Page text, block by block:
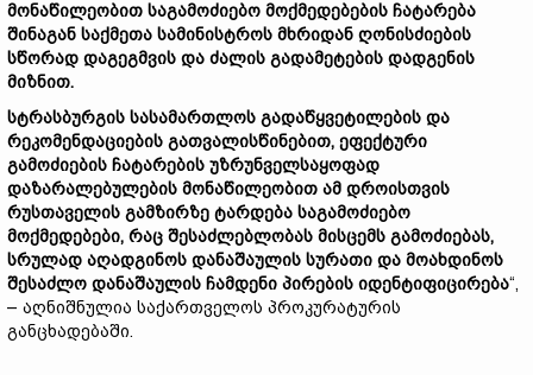
მონაწილეობით საგამოძიებო მოქმედებების ჩატარება
შინაგან საქმეთა სამინისტროს მხრიდან ღონისძიების
სწორად დაგეგმვის და ძალის გადამეტების დადგენის
მიზნით.
სტრასბურგის სასამართლოს გადაწყვეტილების და
რეკომენდაციების გათვალისწინებით, ეფექტური
გამოძიების ჩატარების უზრუნველსაყოფად
დაზარალებულების მონაწილეობით ამ დროისთვის
რუსთაველის გამზირზე ტარდება საგამოძიებო
მოქმედებები, რაც შესაძლებლობას მისცემს გამოძიებას,
სრულად აღადგინოს დანაშაულის სურათი და მოახდინოს
შესაძლო დანაშაულის ჩამდენი პირების იდენტიფიცირება“,
– აღნიშნულია საქართველოს პროკურატურის
განცხადებაში.